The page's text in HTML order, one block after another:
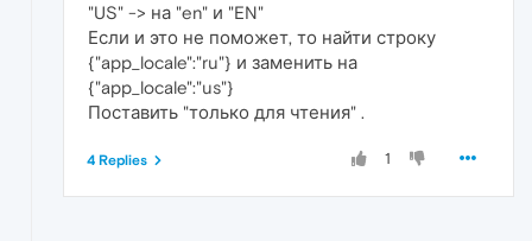
"US" -> на "en" и "EN"
Если и это не поможет, то найти строку
{"app_locale":"ru"} и заменить на
{"app_locale":"us"}
Поставить "только для чтения" .
1
4 Replies